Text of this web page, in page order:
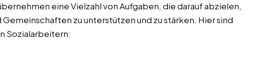
eine Vielzahl von Aufgaben, die darauf abzielen,
zu unterstützen und zu stärken. Hier sind
Sozialarbeitern: